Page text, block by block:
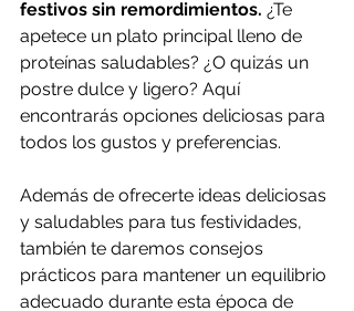
festivos sin remordimientos. ¿Te
apetece un plato principal lleno de
proteínas saludables? ¿O quizás un
postre dulce y ligero? Aquí
encontrarás opciones deliciosas para
todos los gustos y preferencias.
Además de ofrecerte ideas deliciosas
y saludables para tus festividades,
también te daremos consejos
prácticos para mantener un equilibrio
adecuado durante esta época de